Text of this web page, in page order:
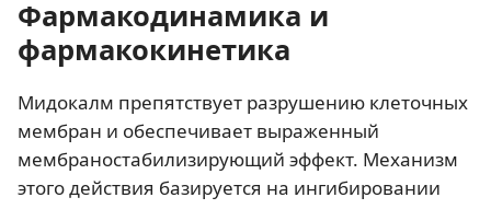
Фармакодинамика и
фармакокинетика
Мидокалм препятствует разрушению клеточных
мембран и обеспечивает выраженный
мембраностабилизирующий эффект. Механизм
этого действия базируется на ингибировании